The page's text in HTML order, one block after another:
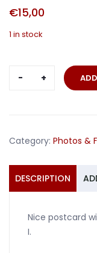
€15,00
1 in stock
Postcard
emperor
quantity
Category: Photos &
DESCRIPTION
Nice postcard
I.